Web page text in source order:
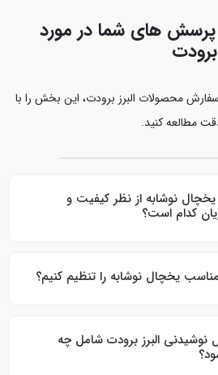
پرسش‌ های شما در مورد
محصولات البرز برودت، این بخش را با
مطالعه کنید.
نوشابه از نظر کیفیت و
کدام است؟
یخچال نوشابه را تنظیم کنیم؟
نوشیدنی البرز برودت شامل چه